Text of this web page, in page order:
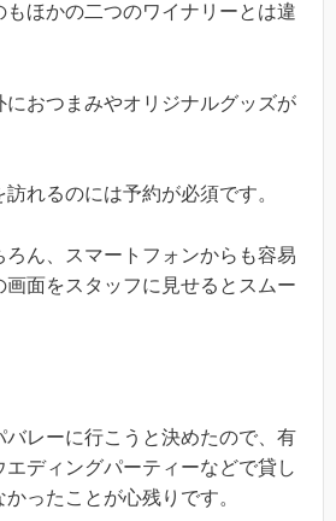
もほかの二つのワイナリーとは違
におつまみやオリジナルグッズが
れるのには予約が必須です。
ん、スマートフォンからも容易
画面をスタッフに見せるとスムー
バレーに行こうと決めたので、有
ディングパーティーなどで貸し
ったことが心残りです。